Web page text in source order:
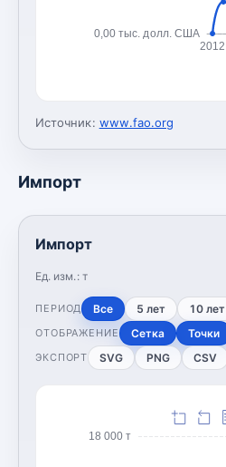
0,00 тыс. долл. США
2012
Источник: www.fao.org
Импорт
Импорт
Ед. изм.: т
ПЕРИОД Все 5 лет 10 лет
ОТОБРАЖЕНИЕ Сетка Точки
ЭКСПОРТ SVG PNG CSV
18 000 т